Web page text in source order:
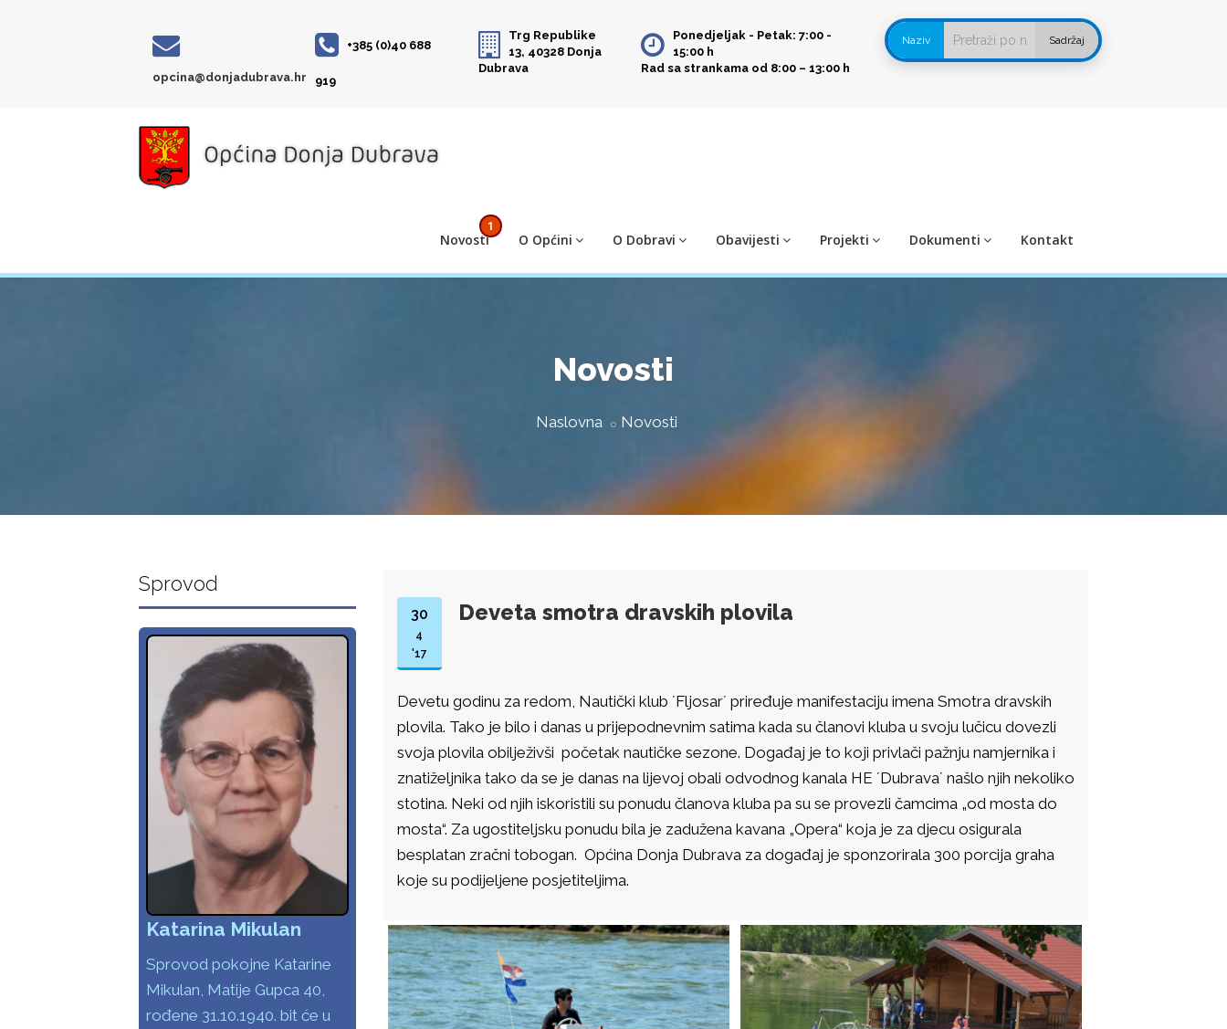
opcina@donjadubrava.hr
+385 (0)40 688
919
Trg Republike
13, 40328 Donja
Dubrava
Ponedjeljak - Petak: 7:00 -
15:00 h
Rad sa strankama od 8:00 – 13:00 h
Naziv Sadržaj
Novosti
1
O Općini O Dobravi Obavijesti Projekti Dokumenti Kontakt
Novosti
Naslovna Novosti
30
4
'17
Deveta smotra dravskih plovila
Devetu godinu za redom, Nautički klub ´Fljosar´ priređuje manifestaciju imena Smotra dravskih
plovila. Tako je bilo i danas u prijepodnevnim satima kada su članovi kluba u svoju lučicu dovezli
svoja plovila obilježivši početak nautičke sezone. Događaj je to koji privlači pažnju namjernika i
znatiželjnika tako da se je danas na lijevoj obali odvodnog kanala HE ´Dubrava´ našlo njih nekoliko
stotina. Neki od njih iskoristili su ponudu članova kluba pa su se provezli čamcima „od mosta do
mosta“. Za ugostiteljsku ponudu bila je zadužena kavana „Opera“ koja je za djecu osigurala
besplatan zračni tobogan. Općina Donja Dubrava za događaj je sponzorirala 300 porcija graha
koje su podijeljene posjetiteljima.
Sprovod
Katarina Mikulan
Sprovod pokojne Katarine
Mikulan, Matije Gupca 40,
rođene 31.10.1940. bit će u